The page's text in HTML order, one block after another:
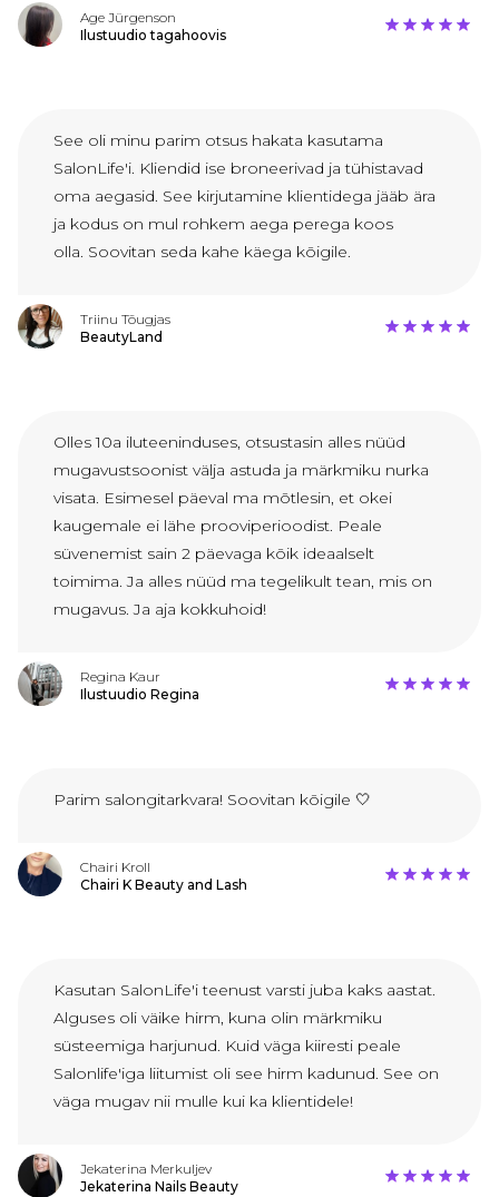
Age Jürgenson
Ilustuudio tagahoovis
See oli minu parim otsus hakata kasutama
SalonLife'i. Kliendid ise broneerivad ja tühistavad
oma aegasid. See kirjutamine klientidega jääb ära
ja kodus on mul rohkem aega perega koos
olla. Soovitan seda kahe käega kõigile.
Triinu Tõugjas
BeautyLand
Olles 10a iluteeninduses, otsustasin alles nüüd
mugavustsoonist välja astuda ja märkmiku nurka
visata. Esimesel päeval ma mõtlesin, et okei
kaugemale ei lähe prooviperioodist. Peale
süvenemist sain 2 päevaga kõik ideaalselt
toimima. Ja alles nüüd ma tegelikult tean, mis on
mugavus. Ja aja kokkuhoid!
Regina Kaur
Ilustuudio Regina
Parim salongitarkvara! Soovitan kõigile 🤍
Chairi Kroll
Chairi K Beauty and Lash
Kasutan SalonLife'i teenust varsti juba kaks aastat.
Alguses oli väike hirm, kuna olin märkmiku
süsteemiga harjunud. Kuid väga kiiresti peale
Salonlife'iga liitumist oli see hirm kadunud. See on
väga mugav nii mulle kui ka klientidele!
Jekaterina Merkuljev
Jekaterina Nails Beauty